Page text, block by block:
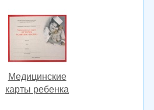
Медицинские
карты ребенка